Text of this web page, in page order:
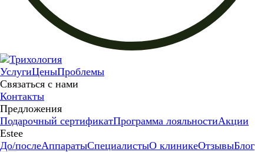
УслугиЦеныПроблемы
Связаться с нами
Контакты
Предложения
Подарочный сертификатПрограмма лояльностиАкции
Estee
До/послеАппаратыСпециалистыО клиникеОтзывыБлог